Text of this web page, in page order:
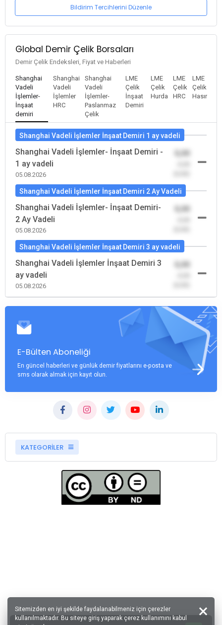
Bildirim Tercihlerini Düzenle
Global Demir Çelik Borsaları
Demir Çelik Endeksleri, Fiyat ve Haberleri
Shanghai
Vadeli
İşlemler-
İnşaat
demiri
Shanghai
Vadeli
İşlemler
HRC
Shanghai
Vadeli
İşlemler-
Paslanmaz
Çelik
LME
Çelik
İnşaat
Demiri
LME
Çelik
Hurda
LME
Çelik
HRC
LME
Çelik
Hasır
Shanghai Vadeli İşlemler İnşaat Demiri 1 ay vadeli
Shanghai Vadeli İşlemler- İnşaat Demiri -
1 ay vadeli
05.08.2026
0,00
Shanghai Vadeli İşlemler İnşaat Demiri 2 Ay Vadeli
Shanghai Vadeli İşlemler- İnşaat Demiri-
2 Ay Vadeli
05.08.2026
0,00
Shanghai Vadeli İşlemler İnşaat Demiri 3 ay vadeli
Shanghai Vadeli İşlemler İnşaat Demiri 3
ay vadeli
05.08.2026
0,00
E-Bülten Aboneliği
En güncel haberleri ve günlük demir fiyatlarını e-posta ve
sms olarak almak için kayıt olun.
KATEGORİLER
Sitemizden en iyi şekilde faydalanabilmeniz için çerezler
kullanılmaktadır. Bu siteye giriş yaparak çerez kullanımını kabul